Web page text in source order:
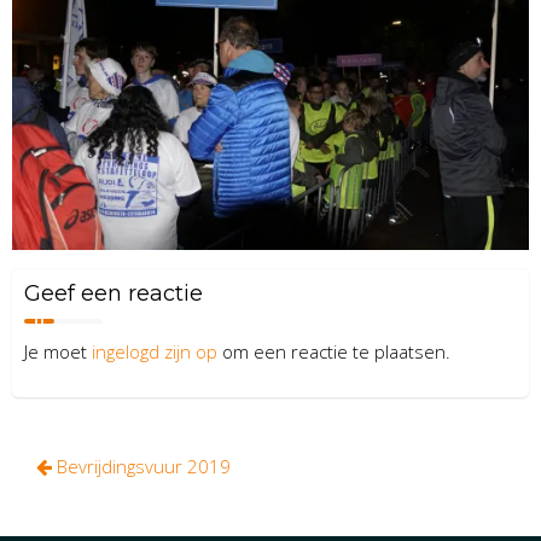
Geef een reactie
Je moet ingelogd zijn op om een reactie te plaatsen.
Bericht
Bevrijdingsvuur 2019